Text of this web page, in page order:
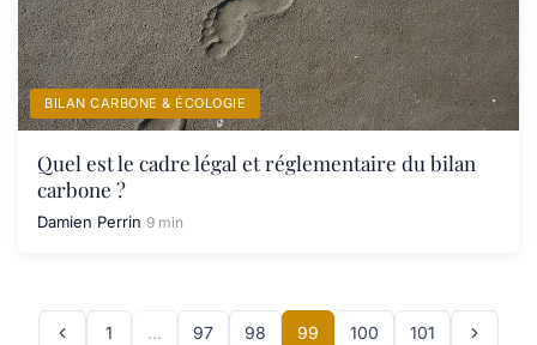
BILAN CARBONE & ÉCOLOGIE
Quel est le cadre légal et réglementaire du bilan
carbone ?
Damien Perrin 9 min
1 … 97 98 99 100 101